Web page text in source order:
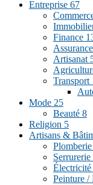
Entreprise 67
Finance
Assurance
Artisanat
Transport
Mode 25
Beauté 8
Religion 5
Artisans &
Plomberie
Serrurerie
Électricité
Peinture /